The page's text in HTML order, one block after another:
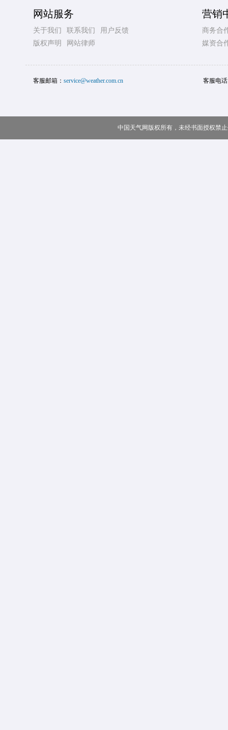
网站服务
关于我们 联系我们
用户反馈
版权声明
网站律师
营销
商务合
媒资合
客服邮箱： service@weather.com.cn 客服电
中国天气网版权所有，未经书面授权